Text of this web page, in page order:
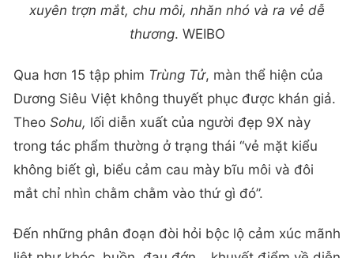
xuyên trợn mắt, chu môi, nhăn nhó và ra vẻ dễ
thương. WEIBO
Qua hơn 15 tập phim Trùng Tử, màn thể hiện của
Dương Siêu Việt không thuyết phục được khán giả.
Theo Sohu, lối diễn xuất của người đẹp 9X này
trong tác phẩm thường ở trạng thái “vẻ mặt kiểu
không biết gì, biểu cảm cau mày bĩu môi và đôi
mắt chỉ nhìn chằm chằm vào thứ gì đó”.
Đến những phân đoạn đòi hỏi bộc lộ cảm xúc mãnh